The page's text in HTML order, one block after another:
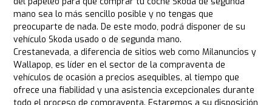
mano sea lo más sencillo posible y no tengas que
preocuparte de nada. De este modo, podrá disponer de su
vehículo Skoda usado o de segunda mano.
Crestanevada, a diferencia de sitios web como Milanuncios y
Wallapop, es líder en el sector de la compraventa de
vehículos de ocasión a precios asequibles, al tiempo que
ofrece una fiabilidad y una asistencia excepcionales durante